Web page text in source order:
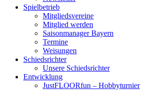
Spielbetrieb
Mitgliedsvereine
Mitglied werden
Saisonmanager Bayern
Termine
Weisungen
Schiedsrichter
Unsere Schiedsrichter
Entwicklung
JustFLOORfun – Hobbyturnier